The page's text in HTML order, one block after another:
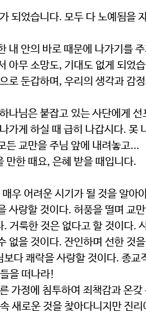
아무 소망도, 기대도 없게 되었
로 둔갑하며, 우리의 생각과 감
나님은 붙잡고 있는 사단에게 선
든 교만을 주님 앞에 내려놓고...
만한 때요, 은혜 받을 때입니다.
우 어려운 시기가 될 것을 알아
. 거룩한 것은 없다고 할 것이다.
없을 것이다. 잔인하며 선한 것
다 쾌락을 사랑할 것이다. 종
을 떠나라!
새로운 것을 찾아다니지만 진